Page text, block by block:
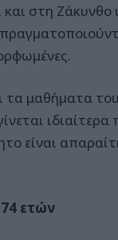
και στη
τα μαθήματα
ιδιαίτερα
είναι
ετών